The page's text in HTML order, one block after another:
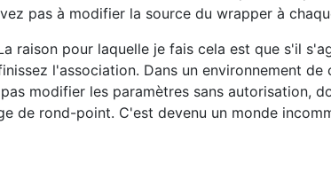
pas à modifier la source du wrapper à
raison pour laquelle je fais cela est que s'il
l'association. Dans un environnement
modifier les paramètres sans autorisation,
de rond-point. C'est devenu un monde